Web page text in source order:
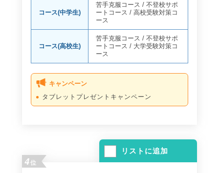
コース(中学生)
苦手克服コース /不登校サポ
ートコース /高校受験対策コ
ース
コース(高校生)
苦手克服コース /不登校サポ
ートコース /大学受験対策コ
ース
キャンペーン
タブレットプレゼントキャンペーン
リストに追加
4位